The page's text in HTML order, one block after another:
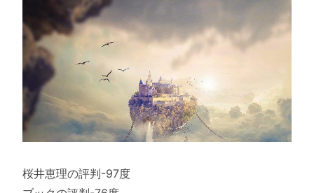
桜井恵理の評判-97度